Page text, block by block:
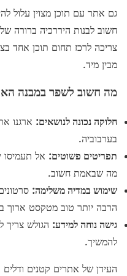
גם אתר עם תוכן מצוין עלול
חשוב לבנות היררכיה ברורה
צריכה לרכז תחום תוכן אחד
מבין מיד.
מה חשוב לשפר במבנה
חלוקה נכונה לנושאים: ארגנו
בערבוביה.
תפריטים פשוטים: אל תעמיסו
מה שבאמת חשוב.
שימוש במדיה משלימה:
הרבה יותר טוב מטקסט ארוך
גישה נוחה למידע: הגולש צריך
להמשיך.
העידן של אתרים קטנים